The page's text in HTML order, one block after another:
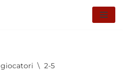
\ 2-5